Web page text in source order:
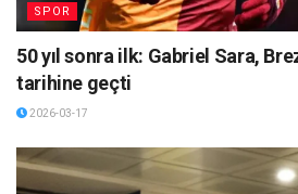
SPOR
50 yıl sonra ilk: Gabriel Sara,
tarihine geçti
2026-03-17